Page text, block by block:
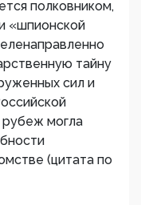
полковником,
«шпионской
тайну
сил и
рубеж могла
(цитата по